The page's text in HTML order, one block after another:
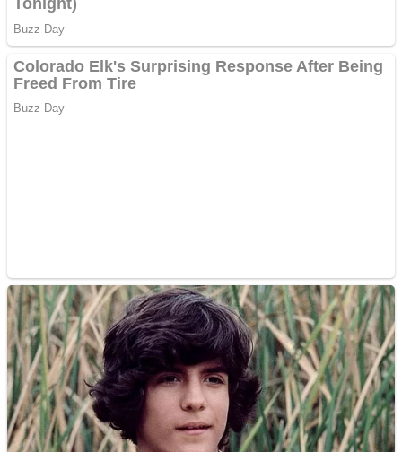
Creez aplicatie
ANDROID pentru siteul
multe ziare online
Apartamente 2 camere